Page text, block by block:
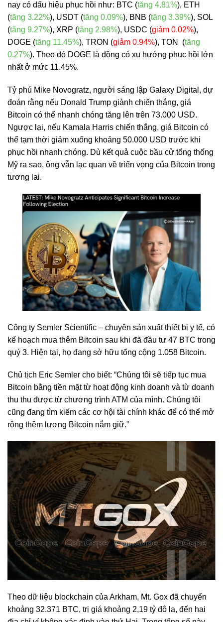
nay có dấu hiệu phục hồi như: BTC (tăng 4.81%), ETH
(tăng 3.22%), USDT (tăng 0.09%), BNB (tăng 3.39%), SOL
(tăng 9.27%), XRP (tăng 2.98%), USDC (giảm 0.02%),
DOGE (tăng 11.45%), TRON (giảm 0.94%), TON (tăng
0.27%). Theo đó DOGE là đồng có xu hướng phục hồi lớn
nhất ở mức 11.45%.
Tỷ phú Mike Novogratz, người sáng lập Galaxy Digital, dự
đoán rằng nếu Donald Trump giành chiến thắng, giá
Bitcoin có thể nhanh chóng tăng lên trên 73.000 USD.
Ngược lại, nếu Kamala Harris chiến thắng, giá Bitcoin có
thể tạm thời giảm xuống khoảng 50.000 USD trước khi
phục hồi nhanh chóng. Dù kết quả cuộc bầu cử tổng thống
Mỹ ra sao, ông vẫn lạc quan về triển vọng của Bitcoin trong
tương lai.
Công ty Semler Scientific – chuyên sản xuất thiết bị y tế, có
kế hoạch mua thêm Bitcoin sau khi đã đầu tư 47 BTC trong
quý 3. Hiện tại, họ đang sở hữu tổng cộng 1.058 Bitcoin.
Chủ tịch Eric Semler cho biết: “Chúng tôi sẽ tiếp tục mua
Bitcoin bằng tiền mặt từ hoạt động kinh doanh và từ doanh
thu thu được từ chương trình ATM của mình. Chúng tôi
cũng đang tìm kiếm các cơ hội tài chính khác để có thể mở
rộng thêm lượng Bitcoin nắm giữ.”
Theo dữ liệu blockchain của Arkham, Mt. Gox đã chuyển
khoảng 32.371 BTC, trị giá khoảng 2,19 tỷ đô la, đến hai